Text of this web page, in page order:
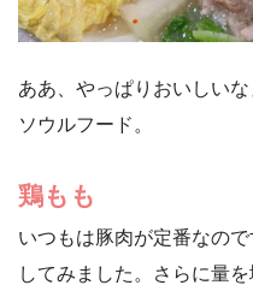
ああ、やっぱりおいしい
ソウルフード。
鶏もも
いつもは豚肉が定番なの
してみました。さらに量